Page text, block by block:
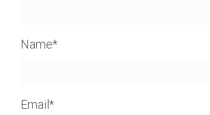
Name*
Email *